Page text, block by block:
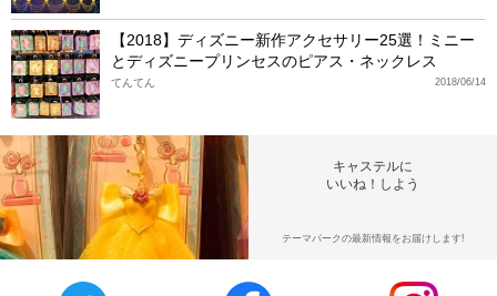
【2018】ディズニー新作アクセサリー25選！ミニー
とディズニープリンセスのピアス・ネックレス
2018/06/14
てんてん
キャステルに
いいね！しよう
テーマパークの最新情報をお届けします!